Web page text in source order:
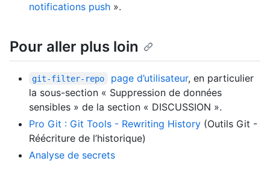
notifications push ».
Pour aller plus loin
git-filter-repo page d’utilisateur, en particulier
la sous-section « Suppression de données
sensibles » de la section « DISCUSSION ».
Pro Git : Git Tools - Rewriting History (Outils Git -
Réécriture de l’historique)
Analyse de secrets